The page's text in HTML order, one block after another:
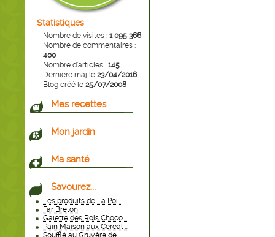
Statistiques
Nombre de visites : 1 095 366
Nombre de commentaires :
400
Nombre d'articles : 145
Dernière màj le 23/04/2016
Blog créé le 25/07/2008
Mes recettes
Mon jardin
Ma santé
Savourez...
Les produits de La Poi ...
Far Breton
Galette des Rois Choco ...
Pain Maison aux Céréal ...
Soufflé au Gruyère de ...